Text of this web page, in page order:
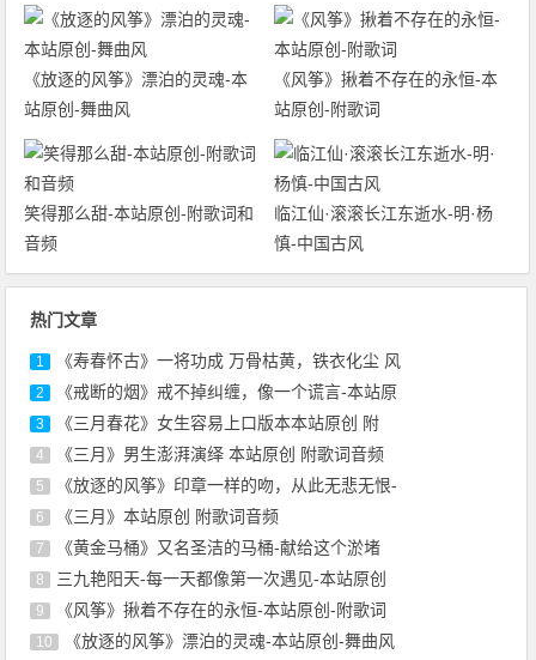
《放逐的风筝》漂泊的灵魂-本
站原创-舞曲风
《风筝》揪着不存在的永恒-本
站原创-附歌词
笑得那么甜-本站原创-附歌词和
音频
临江仙·滚滚长江东逝水-明·杨
慎-中国古风
热门文章
1 《寿春怀古》一将功成 万骨枯黄，铁衣化尘 风
2 《戒断的烟》戒不掉纠缠，像一个谎言-本站原
3 《三月春花》女生容易上口版本本站原创 附
4 《三月》男生澎湃演绎 本站原创 附歌词音频
5 《放逐的风筝》印章一样的吻，从此无悲无恨-
6 《三月》本站原创 附歌词音频
7 《黄金马桶》又名圣洁的马桶-献给这个淤堵
8 三九艳阳天-每一天都像第一次遇见-本站原创
9 《风筝》揪着不存在的永恒-本站原创-附歌词
10 《放逐的风筝》漂泊的灵魂-本站原创-舞曲风